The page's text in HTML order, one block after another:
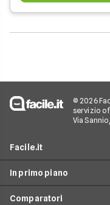
© 2026
servizio
Via
Facile.it
Assicurazioni
Prestiti
In primo piano
Comparatori